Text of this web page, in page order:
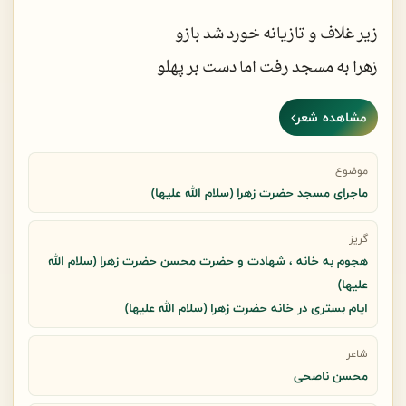
مولای مارا او به خانه بازگرداند
می خواست تاپیش علی باشدهمیشه
اما ورق را تازیانه باز گرداند
زیر غلاف و تازیانه خورد شد بازو
زهرا به مسجد رفت اما دست بر پهلو
زهرا به مسجد رفت ، اما گرم فریاد است
سلمان ! بگو مسجد چرا در لرزه افتاد است
فریادهای فاطمه دیوار را لرزاند
سلمان بگو دیدی که مسجد را صدا لرزاند
زهرا اگر نفرین کند دنیا نمی ماند
مسجد فرو می ریزد و بر پا نمی ماند
مشاهده شعر
موضوع
ماجرای مسجد حضرت زهرا (سلام الله علیها)
گریز
هجوم به خانه ، شهادت و حضرت محسن حضرت زهرا (سلام الله
علیها)
ایام بستری در خانه حضرت زهرا (سلام الله علیها)
شاعر
محسن ناصحی